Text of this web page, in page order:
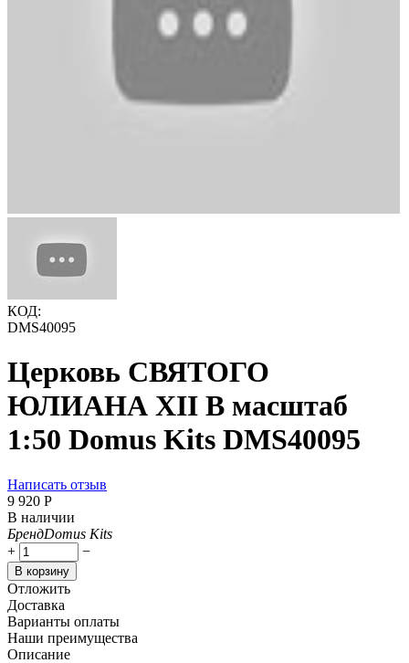
КОД:
DMS40095
Церковь СВЯТОГО
ЮЛИАНА XII В масштаб
1:50 Domus Kits DMS40095
Написать отзыв
9 920 Р
В наличии
БрендDomus Kits
+
−
В корзину
Отложить
Доставка
Варианты оплаты
Наши преимущества
Описание